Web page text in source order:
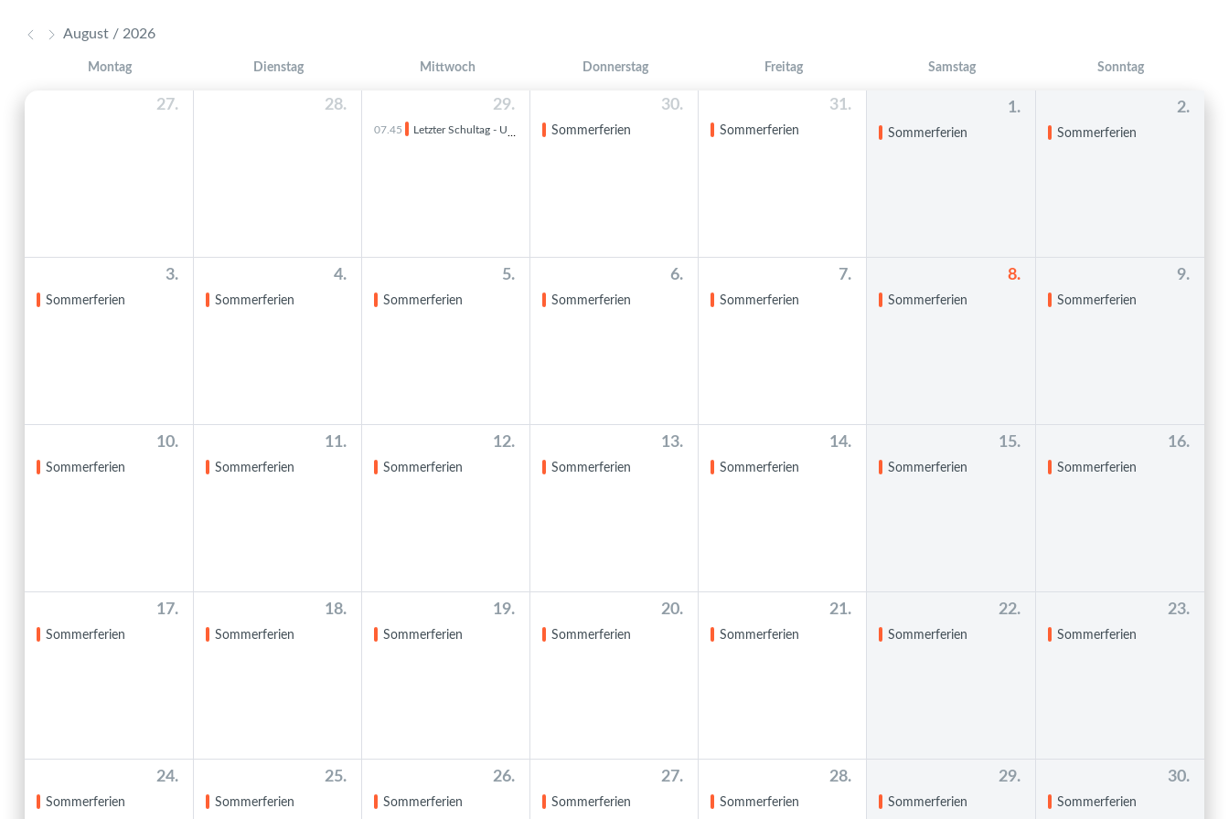
August / 2026
Montag Dienstag Mittwoch Donnerstag Freitag Samstag Sonntag
27. 28. 29.
07.45 Letzter Schultag - Unterrichtsende für alle um 11:15 Uhr
30.
Sommerferien
31.
Sommerferien
1.
Sommerferien
2.
Sommerferien
3.
Sommerferien
4.
Sommerferien
5.
Sommerferien
6.
Sommerferien
7.
Sommerferien
8.
Sommerferien
9.
Sommerferien
10.
Sommerferien
11.
Sommerferien
12.
Sommerferien
13.
Sommerferien
14.
Sommerferien
15.
Sommerferien
16.
Sommerferien
17.
Sommerferien
18.
Sommerferien
19.
Sommerferien
20.
Sommerferien
21.
Sommerferien
22.
Sommerferien
23.
Sommerferien
24.
Sommerferien
25.
Sommerferien
26.
Sommerferien
27.
Sommerferien
28.
Sommerferien
29.
Sommerferien
30.
Sommerferien